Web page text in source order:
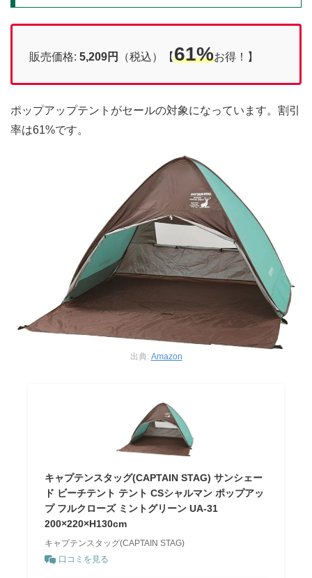
販売価格: 5,209円 （税込）【61%お得！】
ポップアップテントがセールの対象になっています。割引
率は61%です。
出典: Amazon
キャプテンスタッグ(CAPTAIN STAG) サンシェー
ド ビーチテント テント CSシャルマン ポップアッ
プ フルクローズ ミントグリーン UA-31
200×220×H130cm
キャプテンスタッグ(CAPTAIN STAG)
口コミを見る